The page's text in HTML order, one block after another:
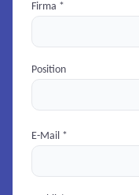
Firma *
Position
E-Mail *